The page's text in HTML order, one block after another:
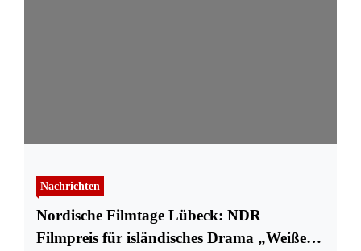
Nachrichten
Nordische Filmtage Lübeck: NDR
Filmpreis für isländisches Drama „Weißer